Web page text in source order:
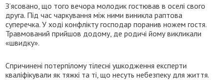
З’ясовано, що того вечора молодик гостював в оселі свого
друга. Під час чаркування між ними виникла раптова
суперечка. У ході конфлікту господар поранив ножем гостя.
Травмований прийшов додому, де родичі йому викликали
«швидку».
Спричинені потерпілому тілесні ушкодження експерти
кваліфікували як тяжкі та ті, що несуть небезпеку для життя.